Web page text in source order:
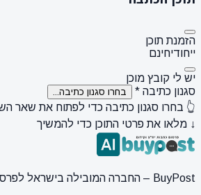
הזמנת תוכן
ייחודיחינם
יש לי קובץ מוכן
סגנון כתיבה * בחרו סגנון כתיבה...
👆 בחרו סגנון כתיבה כדי לפתוח את שאר
↓ מלאו את פרטי התוכן כדי להמשיך
BuyPost – החברה המובילה בישראל לפרסום כתבות תוכן וקישורים באתרי חדשות ותוכן מובילים. מחירון מעודכן, כתיבת AI מתקדמת, קידום אתרים SEO מקצועי. 11 שנות ניסיון ואלפי לקוחות מרוצים.